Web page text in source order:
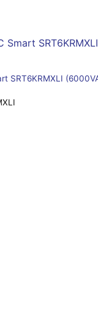
SRT6KRMXLI